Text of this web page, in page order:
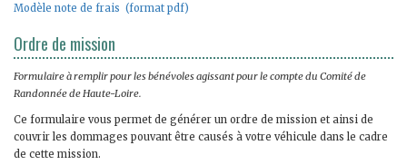
Modèle note de frais (format pdf)
Ordre de mission
Formulaire à remplir pour les bénévoles agissant pour le compte du Comité de
Randonnée de Haute-Loire.
Ce formulaire vous permet de générer un ordre de mission et ainsi de
couvrir les dommages pouvant être causés à votre véhicule dans le cadre
de cette mission.